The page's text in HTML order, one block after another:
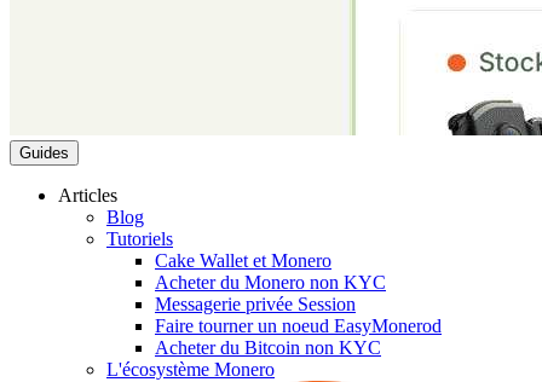
Guides
Articles
Blog
Tutoriels
Cake Wallet et Monero
Acheter du Monero non KYC
Messagerie privée Session
Faire tourner un noeud EasyMonerod
Acheter du Bitcoin non KYC
L'écosystème Monero